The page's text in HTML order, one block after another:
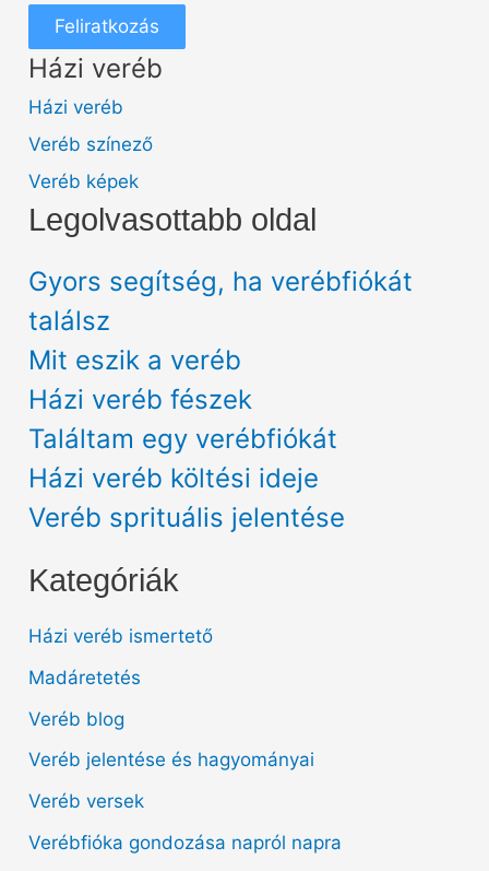
Feliratkozás
Házi veréb
Házi veréb
Veréb színező
Veréb képek
Legolvasottabb oldal
Gyors segítség, ha verébfiókát
találsz
Mit eszik a veréb
Házi veréb fészek
Találtam egy verébfiókát
Házi veréb költési ideje
Veréb sprituális jelentése
Kategóriák
Házi veréb ismertető
Madáretetés
Veréb blog
Veréb jelentése és hagyományai
Veréb versek
Verébfióka gondozása napról napra